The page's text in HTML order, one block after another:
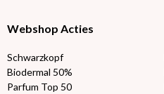
Webshop Acties
Schwarzkopf
Biodermal 50%
Parfum Top 50